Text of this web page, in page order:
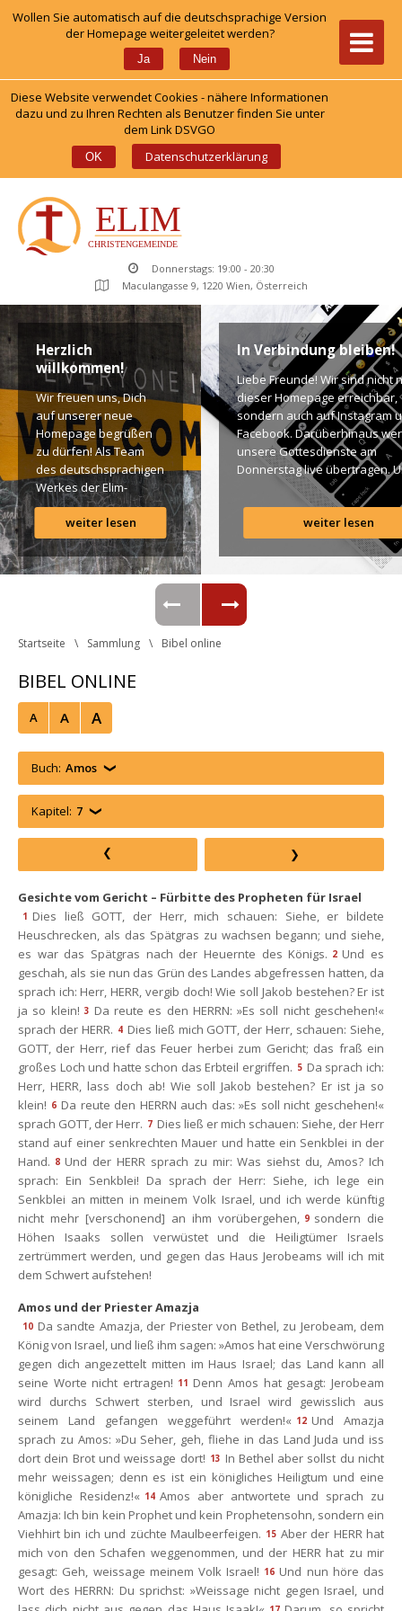
Wollen Sie automatisch auf die deutschsprachige Version
der Homepage weitergeleitet werden?
Ja Nein
Diese Website verwendet Cookies - nähere Informationen
dazu und zu Ihren Rechten als Benutzer finden Sie unter
dem Link DSVGO
OK Datenschutzerklärung
Donnerstags: 19:00 - 20:30
Maculangasse 9, 1220 Wien, Österreich
Herzlich
willkommen!
Wir freuen uns, Dich
auf unserer neue
Homepage begrüßen
zu dürfen! Als Team
des deutschsprachigen
Werkes der Elim-
Gemeinde ist es für
uns ein großes
Anliegen […]
weiter lesen
In Verbindung bleiben!
Liebe Freunde! Wir sind nicht
dieser Homepage erreichbar,
ondern auch auf Instagram
Facebook. Darüberhinaus
unsere Gottesdienste am
Donnerstag live übertragen.
findet Ihr dazu alle Links.
Segen! Live-Übertragung
Gottesdienst: http://
Instagram: http://elim.wien
Facebook:
https://www.facebook.com/
Photo by iabzd on Unsplash
weiter lesen
Startseite Sammlung Bibel online
BIBEL ONLINE
A A A
Buch: Amo
Kapitel: 7
Gesichte vom Gericht – Fürbitte des Propheten für Israel
1 Dies ließ GOTT, der Herr, mich schauen: Siehe, er bildete
Heuschrecken, als das Spätgras zu wachsen begann; und siehe,
es war das Spätgras nach der Heuernte des Königs. 2 Und es
geschah, als sie nun das Grün des Landes abgefressen hatten, da
prach ich: Herr, HERR, vergib doch! Wie soll Jakob bestehen? Er ist
ja so klein! 3 Da reute es den HERRN: »Es soll nicht geschehen!«
prach der HERR. 4 Dies ließ mich GOTT, der Herr, schauen: Siehe,
GOTT, der Herr, rief das Feuer herbei zum Gericht; das fraß ein
großes Loch und hatte schon das Erbteil ergriffen. 5 Da sprach ich:
Herr, HERR, lass doch ab! Wie soll Jakob bestehen? Er ist ja so
klein! 6 Da reute den HERRN auch das: »Es soll nicht geschehen!«
prach GOTT, der Herr. 7 Dies ließ er mich schauen: Siehe, der Herr
tand auf einer senkrechten Mauer und hatte ein Senkblei in der
Hand. 8 Und der HERR sprach zu mir: Was siehst du, Amos? Ich
prach: Ein Senkblei! Da sprach der Herr: Siehe, ich lege ein
Senkblei an mitten in meinem Volk Israel, und ich werde künftig
nicht mehr [verschonend] an ihm vorübergehen, 9 ondern die
Höhen Isaaks sollen verwüstet und die Heiligtümer Israels
zertrümmert werden, und gegen das Haus Jerobeams will ich mit
dem Schwert aufstehen!
Amos und der Priester Amazja
10 Da sandte Amazja, der Priester von Bethel, zu Jerobeam, dem
König von Israel, und ließ ihm sagen: »Amos hat eine Verschwörung
gegen dich angezettelt mitten im Haus Israel; das Land kann all
eine Worte nicht ertragen! 11 Denn Amos hat gesagt: Jerobeam
wird durchs Schwert sterben, und Israel wird gewisslich aus
einem Land gefangen weggeführt werden!« 12 Und Amazja
prach zu Amos: »Du Seher, geh, fliehe in das Land Juda und iss
dort dein Brot und weissage dort! 13 In Bethel aber sollst du nicht
mehr weissagen; denn es ist ein königliches Heiligtum und eine
königliche Residenz!« 14 Amos aber antwortete und sprach zu
Amazja: Ich bin kein Prophet und kein Prophetensohn, sondern ein
Viehhirt bin ich und züchte Maulbeerfeigen. 15 Aber der HERR hat
mich von den Schafen weggenommen, und der HERR hat zu mir
gesagt: Geh, weissage meinem Volk Israel! 16 Und nun höre das
Wort des HERRN: Du sprichst: »Weissage nicht gegen Israel, und